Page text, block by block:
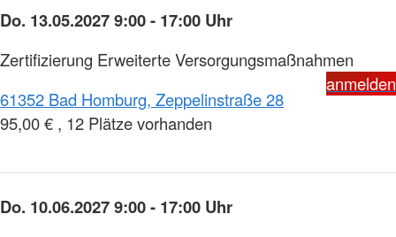
Do. 13.05.2027 9:00 - 17:00 Uhr
Zertifizierung Erweiterte Versorgungsmaßnahmen
anmelden
61352 Bad Homburg, Zeppelinstraße 28
95,00 € , 12 Plätze vorhanden
Do. 10.06.2027 9:00 - 17:00 Uhr